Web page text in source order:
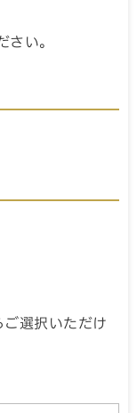
さい。
選択いただけ